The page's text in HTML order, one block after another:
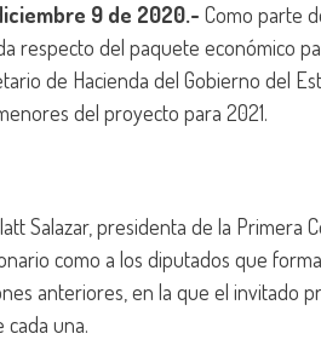
9 de 2020.- Como parte
respecto del paquete económico
de Hacienda del Gobierno del
del proyecto para 2021.
Salazar, presidenta de la Primera
como a los diputados que
anteriores, en la que el invitado
cada una.